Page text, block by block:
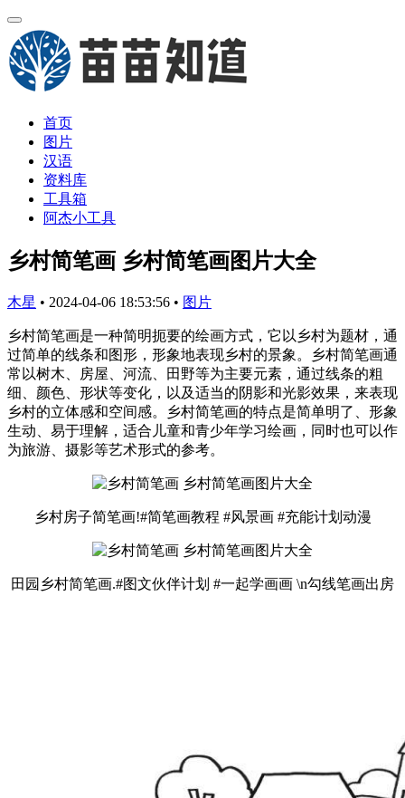
首页
图片
汉语
资料库
工具箱
阿杰小工具
乡村简笔画 乡村简笔画图片大全
木星 • 2024-04-06 18:53:56 • 图片
乡村简笔画是一种简明扼要的绘画方式，它以乡村为题材，通
过简单的线条和图形，形象地表现乡村的景象。乡村简笔画通
常以树木、房屋、河流、田野等为主要元素，通过线条的粗
细、颜色、形状等变化，以及适当的阴影和光影效果，来表现
乡村的立体感和空间感。乡村简笔画的特点是简单明了、形象
生动、易于理解，适合儿童和青少年学习绘画，同时也可以作
为旅游、摄影等艺术形式的参考。
乡村房子简笔画!#简笔画教程 #风景画 #充能计划动漫
田园乡村简笔画.#图文伙伴计划 #一起学画画 \n勾线笔画出房